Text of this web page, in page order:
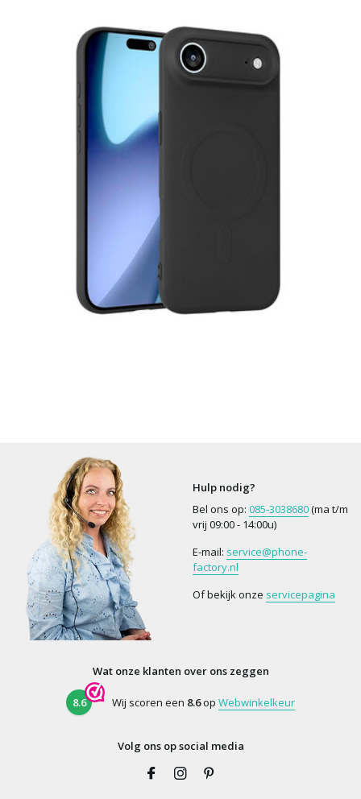
Hulp nodig?
Bel ons op: 085-3038680(ma t/m
vrij 09:00 - 14:00u)
E-mail: service@phone-
factory.nl
Of bekijk onze servicepagina
Wat onze klanten over ons zeggen
8.6 Wij scoren een 8.6op Webwinkelkeur
Volg ons op social media